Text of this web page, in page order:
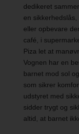
dedikeret
en
eller opbevare
café, i
Piza let at
Vognen har en
barnet mod sol
som sikrer
udstyret med
sidder trygt og
altid, at barnet